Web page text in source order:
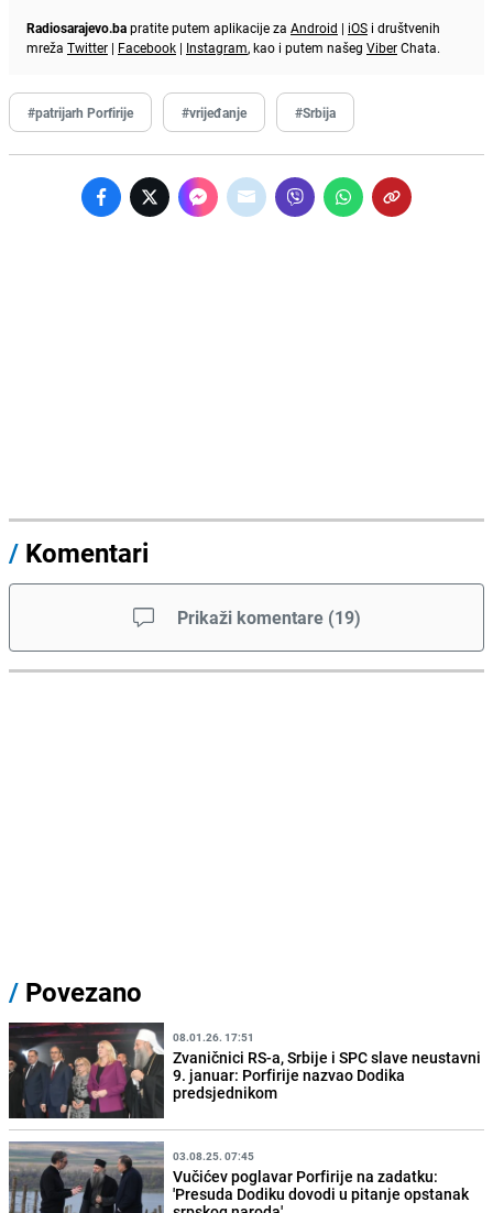
Radiosarajevo.bapratite putem aplikacije za Android | iOS i društvenih
mreža Twitter | Facebook | Instagram, kao i putem našeg ViberChata.
#patrijarh Porfirije #vrijeđanje #Srbija
/ Komentari
Prikaži komentare (19)
/ Povezano
08.01.26. 17:51
Zvaničnici RS-a, Srbije i SPC slave neustavni
9. januar: Porfirije nazvao Dodika
predsjednikom
03.08.25. 07:45
Vučićev poglavar Porfirije na zadatku:
'Presuda Dodiku dovodi u pitanje opstanak